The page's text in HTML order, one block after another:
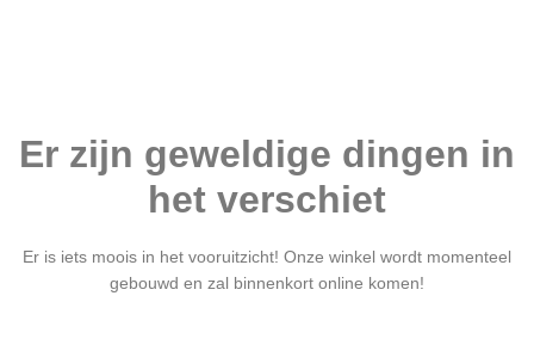
Er zijn geweldige dingen in
het verschiet
Er is iets moois in het vooruitzicht! Onze winkel wordt momenteel
gebouwd en zal binnenkort online komen!